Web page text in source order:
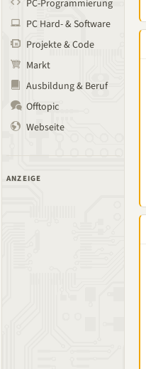
PC-Programmierung
PC Hard- & Software
Projekte & Code
Markt
Ausbildung & Beruf
Offtopic
Webseite
ANZEIGE